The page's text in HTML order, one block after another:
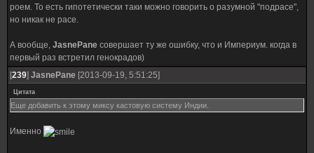
роем. То есть гипотетически таки можно говорить о разумной "подрасе",
но никак не расе.
А вообще, JasnePane совершает ту же ошибку, что и Империум. когда в
первый раз встретил генокрадов)
[239] JasnePane [2013-09-19, 5:51:25]
Цитата
Еще добавить к этому миксу кастовую систему Индии.
Именно